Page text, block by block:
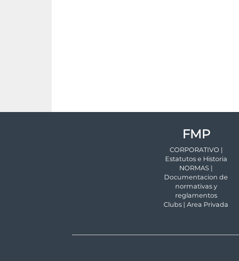
FMP
CORPORATIVO |
Estatutos e Historia
NORMAS |
Documentacion de
normativas y
reglamentos
Clubs | Area Privada